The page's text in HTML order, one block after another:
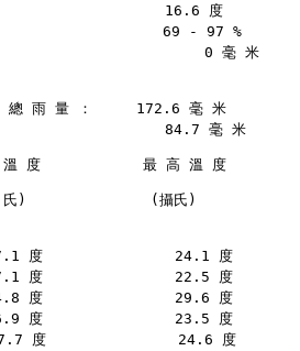
16.6 度
69 - 97 %
0 毫 米
總 雨 量 ：     172.6 毫 米
84.7 毫 米
溫 度 　         最 高 溫 度
　 　 (攝氏)
度               24.1 度
度               22.5 度
度               29.6 度
度               23.5 度
度               24.6 度